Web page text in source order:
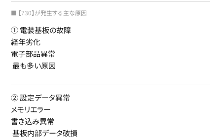
■ 【730】が発生する主な原因
① 電装基板の故障
経年劣化
電子部品異常
最も多い原因
② 設定データ異常
メモリエラー
書き込み異常
基板内部データ破損